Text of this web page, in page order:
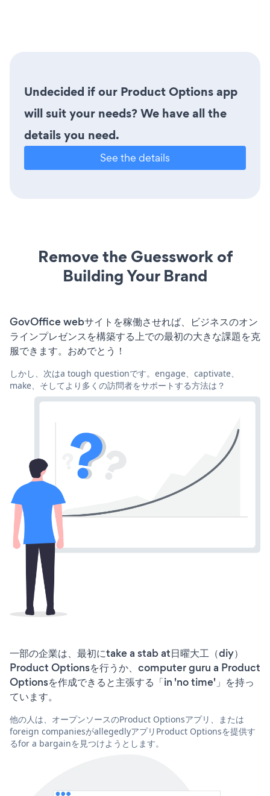
Undecided if our Product Options app
will suit your needs? We have all the
details you need.
See the details
Remove the Guesswork of
Building Your Brand
GovOffice webサイトを稼働させれば、ビジネスのオン
ラインプレゼンスを構築する上での最初の大きな課題を克
服できます。おめでとう！
しかし、次はa tough questionです。engage、captivate、
make、そしてより多くの訪問者をサポートする方法は？
一部の企業は、最初にtake a stab at日曜大工（diy）
Product Optionsを行うか、computer guru a Product
Optionsを作成できると主張する「in 'no time'」を持っ
ています。
他の人は、オープンソースのProduct Optionsアプリ、または
foreign companiesがallegedlyアプリProduct Optionsを提供す
るfor a bargainを見つけようとします。